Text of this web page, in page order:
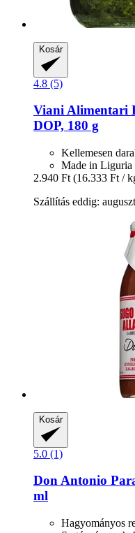
Kosár
4.8 (5)
Viani Alimentari
DOP, 180 g
Kellemesen
Made in Liguria
2.940 Ft (16.333 Ft /
Szállítás eddig:
Kosár
5.0 (1)
Don Antonio
ml
Hagyományos